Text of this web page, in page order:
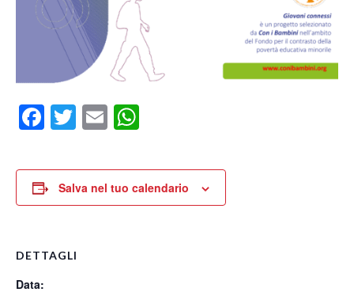
Facebook
Twitter
Email
Salva nel tuo calendario
DETTAGLI
Data: